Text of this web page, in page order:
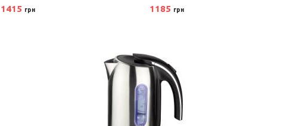
1415 грн 1185 грн